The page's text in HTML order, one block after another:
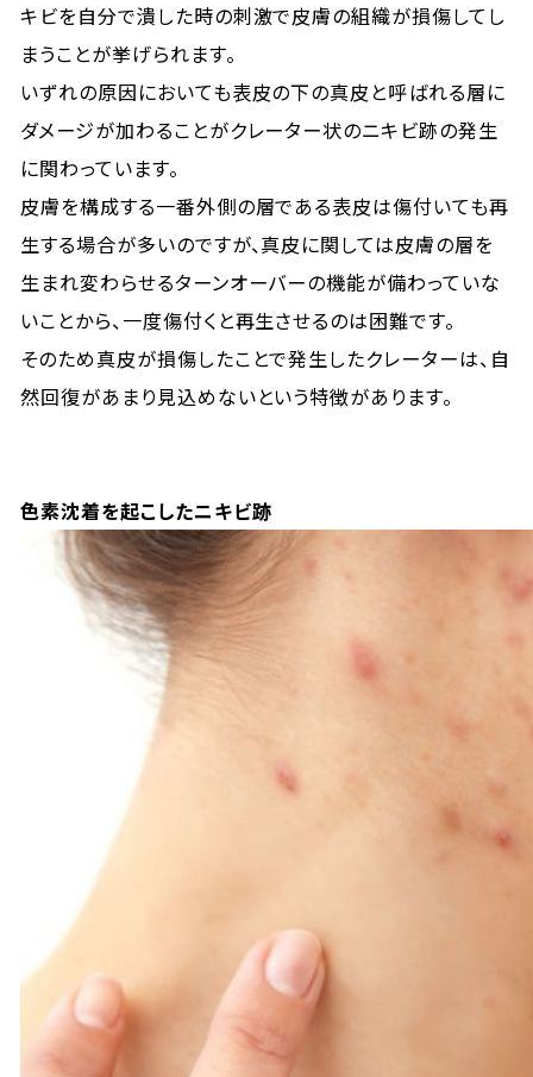
キビを自分で潰した時の刺激で皮膚の組織が損傷してし
まうことが挙げられます。
いずれの原因においても表皮の下の真皮と呼ばれる層に
ダメージが加わることがクレーター状のニキビ跡の発生
に関わっています。
皮膚を構成する一番外側の層である表皮は傷付いても再
生する場合が多いのですが、真皮に関しては皮膚の層を
生まれ変わらせるターンオーバーの機能が備わっていな
いことから、一度傷付くと再生させるのは困難です。
そのため真皮が損傷したことで発生したクレーターは、自
然回復があまり見込めないという特徴があります。
色素沈着を起こしたニキビ跡